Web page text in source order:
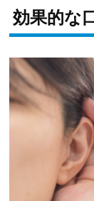
効果的な